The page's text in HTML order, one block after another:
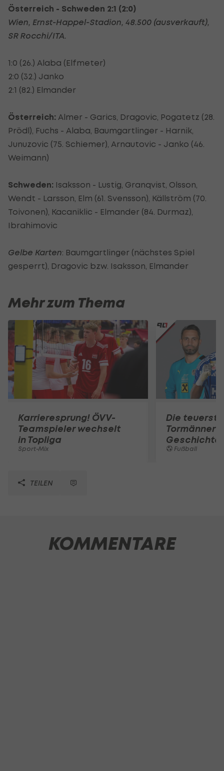
Österreich - Schweden 2:1 (2:0)
Wien, Ernst-Happel-Stadion, 48.500 (ausverkauft),
SR Rocchi/ITA.
1:0 (26.) Alaba (Elfmeter)
2:0 (32.) Janko
2:1 (82.) Elmander
Österreich: Almer - Garics, Dragovic, Pogatetz (28.
Prödl), Fuchs - Alaba, Baumgartlinger - Harnik,
Junuzovic (75. Schiemer), Arnautovic - Janko (46.
Weimann)
Schweden: Isaksson - Lustig, Granqvist, Olsson,
Wendt - Larsson, Elm (61. Svensson), Källström (70.
Toivonen), Kacaniklic - Elmander (84. Durmaz),
Ibrahimovic
Gelbe Karten: Baumgartlinger (nächstes Spiel
gesperrt), Dragovic bzw. Isaksson, Elmander
Mehr zum Thema
Karrieresprung! ÖVV-
Teamspieler wechselt
in Topliga
Sport-Mix
Die
Tormänner
Geschichte
Fußball
TEILEN
KOMMENTARE